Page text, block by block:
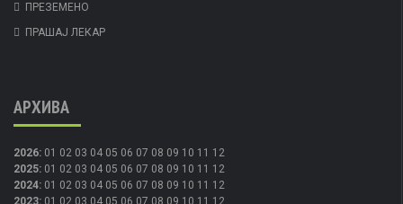
ПРЕЗЕМЕНО
ПРАШАЈ ЛЕКАР
АРХИВА
2026: 01 02 03 04 05 06 07 08 09 10 11 12
2025: 01 02 03 04 05 06 07 08 09 10 11 12
2024: 01 02 03 04 05 06 07 08 09 10 11 12